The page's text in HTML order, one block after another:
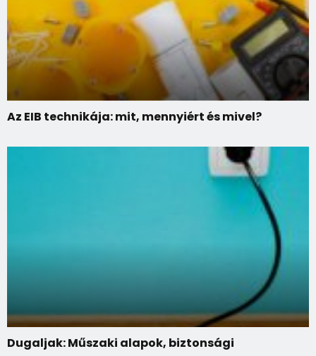
Az EIB technikája: mit, mennyiért és mivel?
Dugaljak: Műszaki alapok, biztonsági